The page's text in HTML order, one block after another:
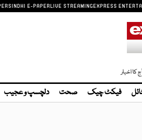
SINDHI E-PAPERLIVE STREAMINGEXPRESS
کا اخبار
فیکٹ چیک صحت دلچسپ و عجیب